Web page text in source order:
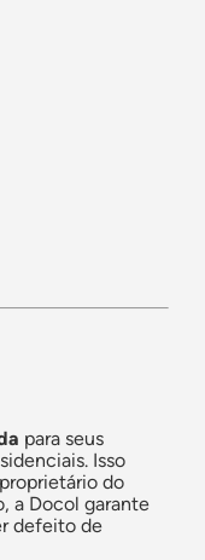
para seus
Isso
do
a Docol garante
defeito de